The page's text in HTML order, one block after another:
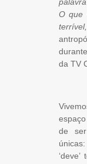
O que
da TV
de